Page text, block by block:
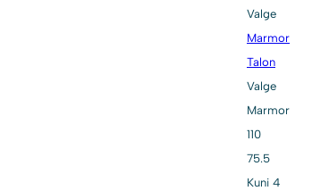
Valge
Marmor
Talon
Valge
Marmor
110
75.5
Kuni 4